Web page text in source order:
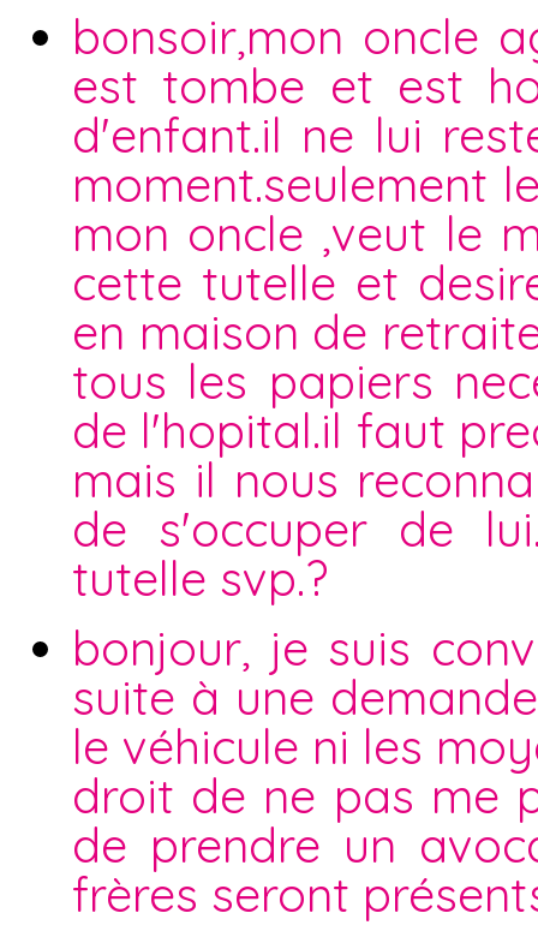
bonsoir,mon oncle
est tombe et est
d'enfant.il ne lui
moment.seulement
mon oncle ,veut le
cette tutelle et
en maison de
tous les papiers
de l'hopital.il faut
mais il nous
de s'occuper de
tutelle svp.?
bonjour, je suis
suite à une
le véhicule ni les
droit de ne pas me
de prendre un
frères seront